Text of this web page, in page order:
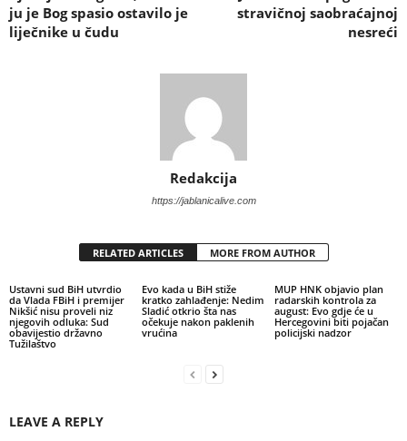
ju je Bog spasio ostavilo je
liječnike u čudu
stravičnoj saobraćajnoj
nesreći
Redakcija
https://jablanicalive.com
RELATED ARTICLES MORE FROM AUTHOR
Ustavni sud BiH utvrdio
da Vlada FBiH i premijer
Nikšić nisu proveli niz
njegovih odluka: Sud
obavijestio državno
Tužilaštvo
Evo kada u BiH stiže
kratko zahlađenje: Nedim
Sladić otkrio šta nas
očekuje nakon paklenih
vrućina
MUP HNK objavio plan
radarskih kontrola za
august: Evo gdje će u
Hercegovini biti pojačan
policijski nadzor
LEAVE A REPLY